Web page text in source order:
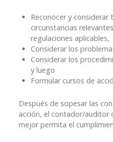
Reconocer y considerar
circunstancias
regulaciones aplicables,
Considerar los
Considerar los
y luego
Formular cursos de
Después de sopesar las
acción, el contador/auditor
mejor permita el